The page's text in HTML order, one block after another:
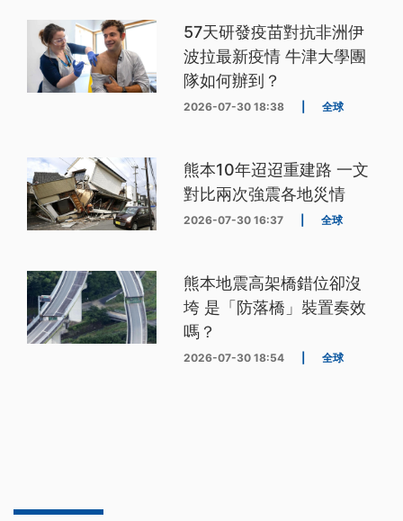
57天研發疫苗對抗非洲伊
波拉最新疫情 牛津大學團
隊如何辦到？
2026-07-30 18:38 全球
熊本10年迢迢重建路 一文
對比兩次強震各地災情
2026-07-30 16:37 全球
熊本地震高架橋錯位卻沒
垮 是「防落橋」裝置奏效
嗎？
2026-07-30 18:54 全球